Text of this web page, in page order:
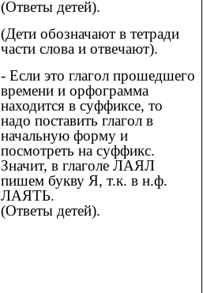
(Ответы детей).
(Дети обозначают в тетради
части слова и отвечают).
- Если это глагол прошедшего
времени и орфограмма
находится в суффиксе, то
надо поставить глагол в
начальную форму и
посмотреть на суффикс.
Значит, в глаголе ЛАЯЛ
пишем букву Я, т.к. в н.ф.
ЛАЯТЬ.
(Ответы детей).